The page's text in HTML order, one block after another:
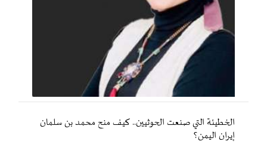
الخطيئة التي صنعت الحوثيين.. كيف منح محمد بن سلمان
إيران اليمن؟